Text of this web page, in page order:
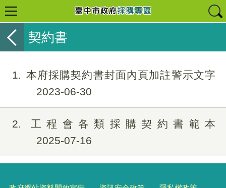
契約書
1
本府採購契約書封面內頁加註警示文字
2023-06-30
2
工程會各類採購契約書範本
2025-07-16